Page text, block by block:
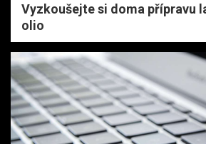
Vyzkoušejte si doma přípravu
olio